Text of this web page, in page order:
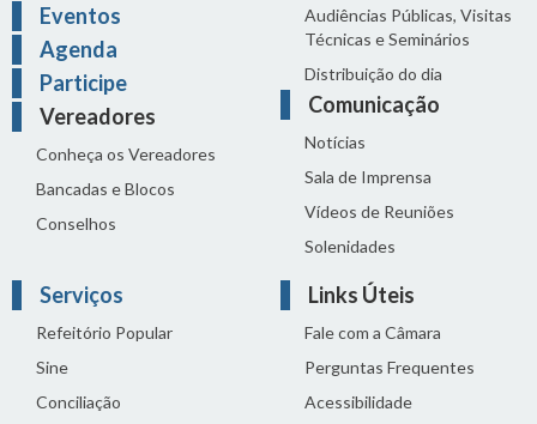
Eventos
Agenda
Participe
Vereadores
Conheça os Vereadores
Bancadas e Blocos
Conselhos
Audiências Públicas, Visitas
Técnicas e Seminários
Distribuição do dia
Comunicação
Notícias
Sala de Imprensa
Vídeos de Reuniões
Solenidades
Serviços
Refeitório Popular
Sine
Conciliação
Links Úteis
Fale com a Câmara
Perguntas Frequentes
Acessibilidade